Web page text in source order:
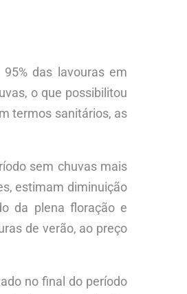
das lavouras em
o que possibilitou
termos sanitários, as
sem chuvas mais
estimam diminuição
da plena floração e
de verão, ao preço
no final do período